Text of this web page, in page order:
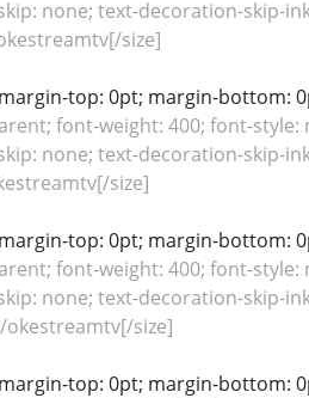
none; text-decoration-skip-
size]
top: 0pt; margin-bottom:
font-weight: 400; font-
none; text-decoration-skip-
size]
top: 0pt; margin-bottom:
font-weight: 400; font-
none; text-decoration-skip-
size]
top: 0pt; margin-bottom: